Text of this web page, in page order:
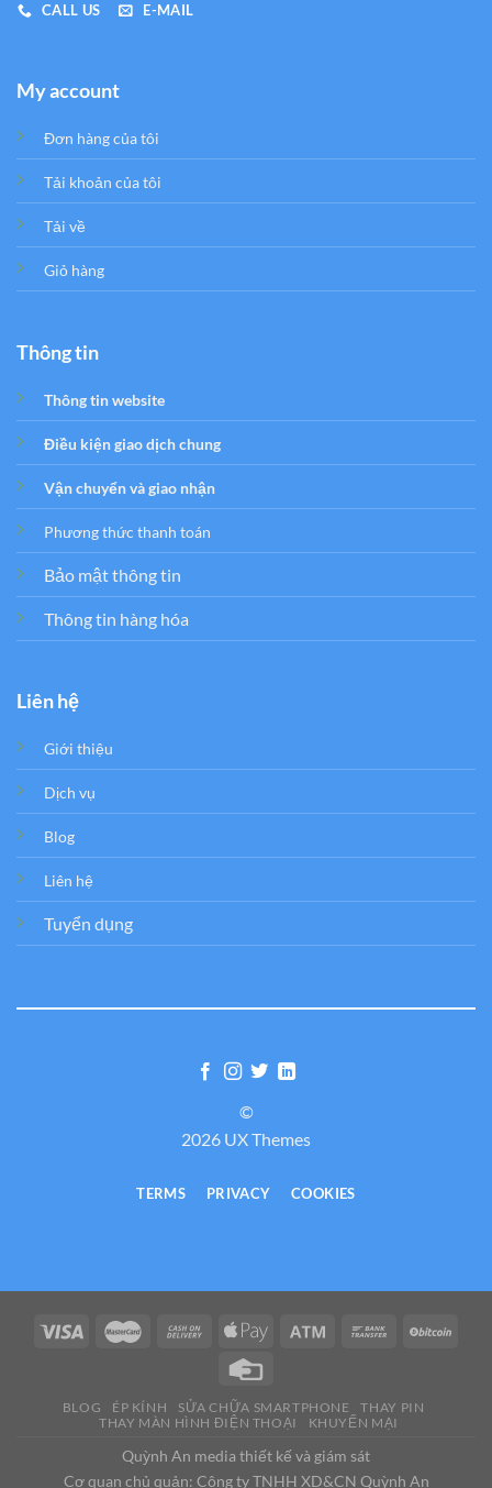
CALL US E-MAIL
My account
Đơn hàng của tôi
Tải khoản của tôi
Tải về
Giỏ hàng
Thông tin
Thông tin website
Điều kiện giao dịch chung
Vận chuyển và giao nhận
Phương thức thanh toán
Bảo mật thông tin
Thông tin hàng hóa
Liên hệ
Giới thiệu
Dịch vụ
Blog
Liên hệ
Tuyển dụng
©
2026 UX Themes
TERMS PRIVACY COOKIES
BLOG ÉP KÍNH SỬA CHỮA SMARTPHONE
THAY PIN
THAY MÀN HÌNH ĐIỆN THOẠI
KHUYẾN MẠI
Quỳnh An media thiết kế và giám sát
Cơ quan chủ quản: Công ty TNHH XD&CN Quỳnh An